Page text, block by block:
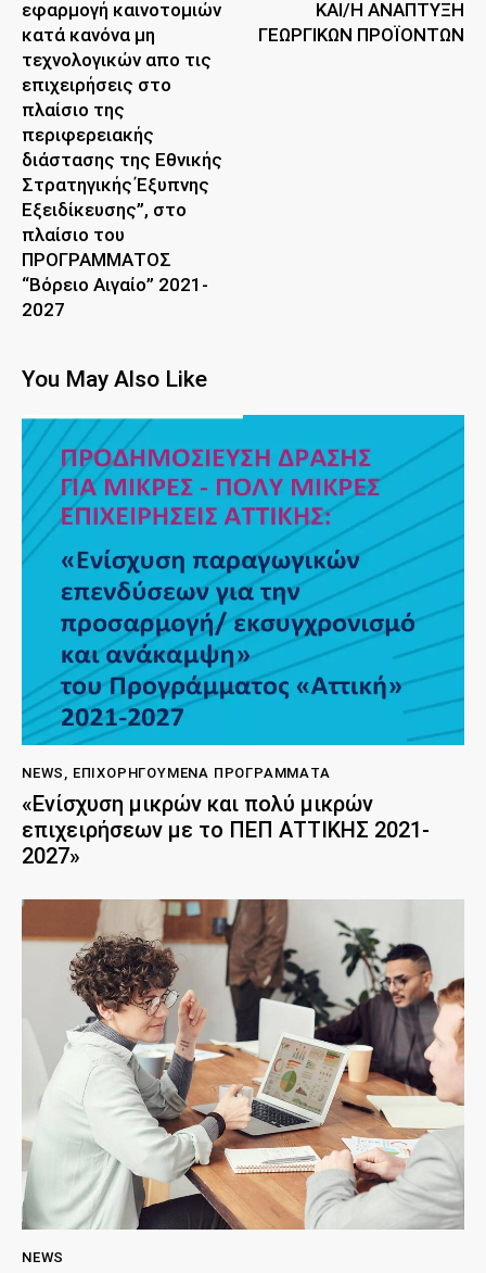
εφαρμογή καινοτομιών
κατά κανόνα μη
τεχνολογικών απο τις
επιχειρήσεις στο
πλαίσιο της
περιφερειακής
διάστασης της Εθνικής
Στρατηγικής Έξυπνης
Εξειδίκευσης”, στο
πλαίσιο του
ΠΡΟΓΡΑΜΜΑΤΟΣ
“Βόρειο Αιγαίο” 2021-
2027
ΚΑΙ/Η ΑΝΑΠΤΥΞΗ
ΓΕΩΡΓΙΚΩΝ ΠΡΟΪΟΝΤΩΝ
You May Also Like
NEWS , ΕΠΙΧΟΡΗΓΟΎΜΕΝΑ ΠΡΟΓΡΆΜΜΑΤΑ
«Ενίσχυση μικρών και πολύ μικρών
επιχειρήσεων με το ΠΕΠ ΑΤΤΙΚΗΣ 2021-
2027»
NEWS